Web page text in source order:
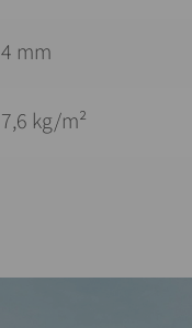
4 mm
7,6 kg/m²